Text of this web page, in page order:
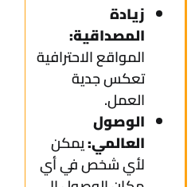
زيادة
المصداقية:
المواقع الاحترافية
تعكس جدية
العمل.
الوصول
العالمي:يمكن
لأي شخص في أي